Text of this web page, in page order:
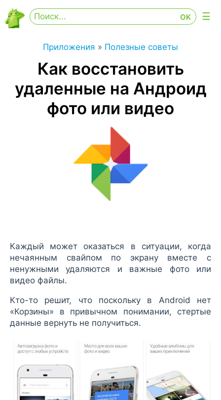
Приложения » Полезные советы
Как восстановить
удаленные на Андроид
фото или видео
Каждый может оказаться в ситуации, когда
нечаянным свайпом по экрану вместе с
ненужными удаляются и важные фото или
видео файлы.
Кто-то решит, что поскольку в Android нет
«Корзины» в привычном понимании, стертые
данные вернуть не получиться.